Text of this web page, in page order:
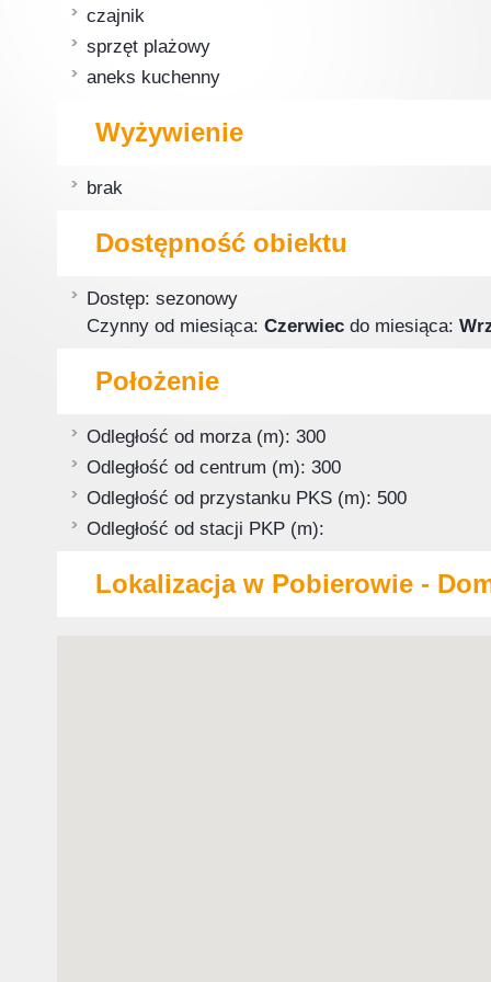
czajnik
sprzęt plażowy
aneks kuchenny
Wyżywienie
brak
Dostępność obiektu
Dostęp: sezonowy
Czynny od miesiąca: Czerwiec do miesiąca:
Położenie
Odległość od morza (m): 300
Odległość od centrum (m): 300
Odległość od przystanku PKS (m): 500
Odległość od stacji PKP (m):
Lokalizacja w Pobierowie -